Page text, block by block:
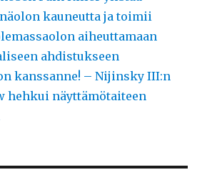
kauneutta ja toimii
aiheuttamaan
ahdistukseen
kanssanne! – Nijinsky III:n
hehkui näyttämötaiteen